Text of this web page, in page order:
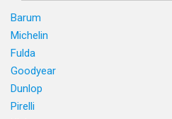
Barum
Michelin
Fulda
Goodyear
Dunlop
Pirelli